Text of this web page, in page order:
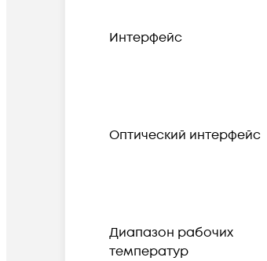
Интерфейс
Оптический интерфейс
Диапазон рабочих
температур